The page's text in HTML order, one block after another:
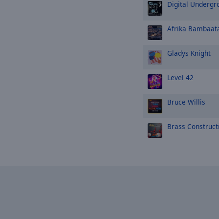
Digital
Afrika
Gladys Knight
Level 42
Bruce Willis
Brass